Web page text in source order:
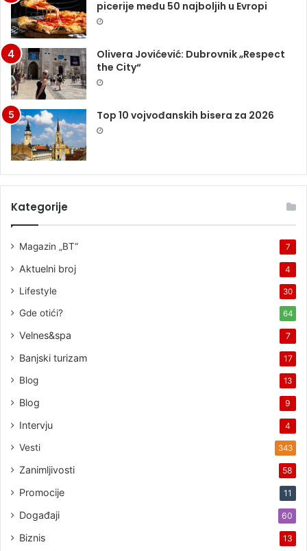
picerije među 50 najboljih u Evropi
Olivera Jovićević: Dubrovnik „Respect
the City“
Top 10 vojvođanskih bisera za 2026
Kategorije
Magazin „BT“ 7
Aktuelni broj 4
Lifestyle 30
Gde otići? 64
Velnes&spa 7
Banjski turizam 17
Blog 13
Blog 9
Intervju 4
Vesti 343
Zanimljivosti 58
Promocije 11
Događaji 60
Biznis 13